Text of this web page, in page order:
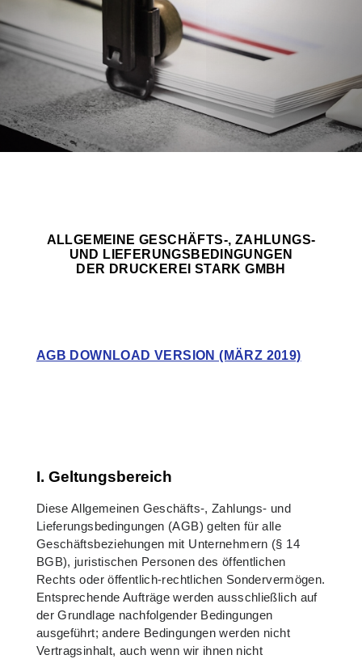
ALLGEMEINE GESCHÄFTS-, ZAHLUNGS-
UND LIEFERUNGSBEDINGUNGEN
DER DRUCKEREI STARK GMBH
AGB DOWNLOAD VERSION (MÄRZ 2019)
I. Geltungsbereich
Diese Allgemeinen Geschäfts-, Zahlungs- und
Lieferungsbedingungen (AGB) gelten für alle
Geschäftsbeziehungen mit Unternehmern (§ 14
BGB), juristischen Personen des öffentlichen
Rechts oder öffentlich-rechtlichen Sondervermögen.
Entsprechende Aufträge werden ausschließlich auf
der Grundlage nachfolgender Bedingungen
ausgeführt; andere Bedingungen werden nicht
Vertragsinhalt, auch wenn wir ihnen nicht